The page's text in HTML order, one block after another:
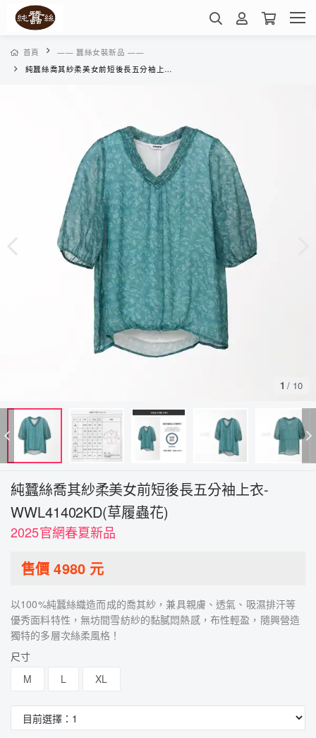
首頁
—— 蠶絲女裝新品 ——
純蠶絲喬其紗柔美女前短後長五分袖上衣-WWL41402KD(草履蟲花)
1 / 10
純蠶絲喬其紗柔美女前短後長五分袖上衣-
WWL41402KD(草履蟲花)
2025官網春夏新品
售價4980元
以100%純蠶絲織造而成的喬其紗，兼具親膚、透氣、吸濕排汗等
優秀面料特性，無坊間雪紡紗的黏膩悶熱感，布性輕盈，隨興營造
獨特的多層次絲柔風格！
尺寸
M
L XL